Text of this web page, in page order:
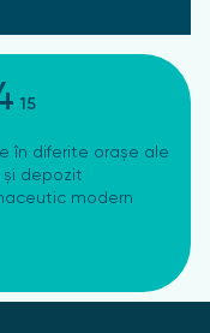
15
în diferite orașe ale
și depozit
modern